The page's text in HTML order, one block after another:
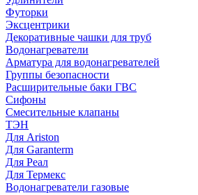
Футорки
Эксцентрики
Декоративные чашки для труб
Водонагреватели
Арматура для водонагревателей
Группы безопасности
Расширительные баки ГВС
Сифоны
Смесительные клапаны
ТЭН
Для Ariston
Для Garanterm
Для Реал
Для Термекс
Водонагреватели газовые